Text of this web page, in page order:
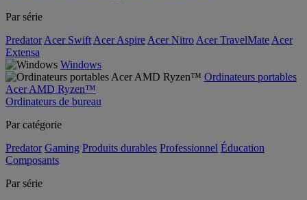
Par série
Predator Acer Swift Acer Aspire Acer Nitro Acer TravelMate Acer
Extensa
Windows
Ordinateurs portables
Acer AMD Ryzen™
Ordinateurs de bureau
Par catégorie
Predator Gaming Produits durables Professionnel Éducation
Composants
Par série